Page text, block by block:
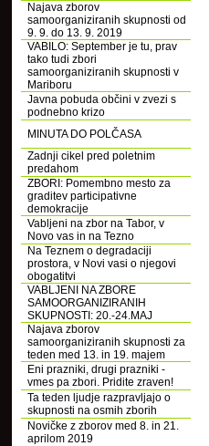
Najava zborov
samoorganiziranih skupnosti od
9. 9. do 13. 9. 2019
VABILO: September je tu, prav
tako tudi zbori
samoorganiziranih skupnosti v
Mariboru
Javna pobuda občini v zvezi s
podnebno krizo
MINUTA DO POLČASA
Zadnji cikel pred poletnim
predahom
ZBORI: Pomembno mesto za
graditev participativne
demokracije
Vabljeni na zbor na Tabor, v
Novo vas in na Tezno
Na Teznem o degradaciji
prostora, v Novi vasi o njegovi
obogatitvi
VABLJENI NA ZBORE
SAMOORGANIZIRANIH
SKUPNOSTI: 20.-24.MAJ
Najava zborov
samoorganiziranih skupnosti za
teden med 13. in 19. majem
Eni prazniki, drugi prazniki -
vmes pa zbori. Pridite zraven!
Ta teden ljudje razpravljajo o
skupnosti na osmih zborih
Novičke z zborov med 8. in 21.
aprilom 2019